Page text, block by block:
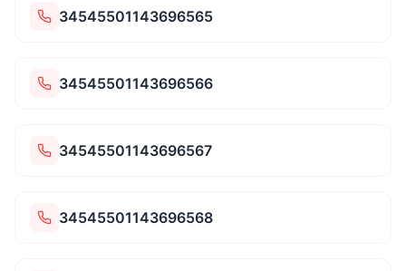
34545501143696565
34545501143696566
34545501143696567
34545501143696568